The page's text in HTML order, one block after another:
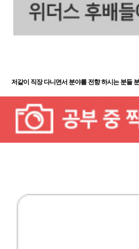
저같이 직장 다니면서 분야를 전향 하시는 분들